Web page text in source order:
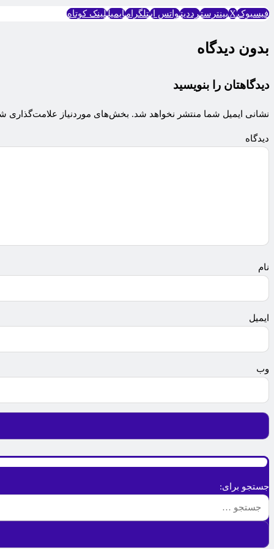
فیسبوکXپینترسترددیتواتس اپتلگرامایمیللینک کوتاه
بدون دیدگاه
دیدگاهتان را بنویسید
نشانی ایمیل شما منتشر نخواهد شد. بخش‌های موردنیاز علامت‌گذاری
وب‌
جستجو برای: